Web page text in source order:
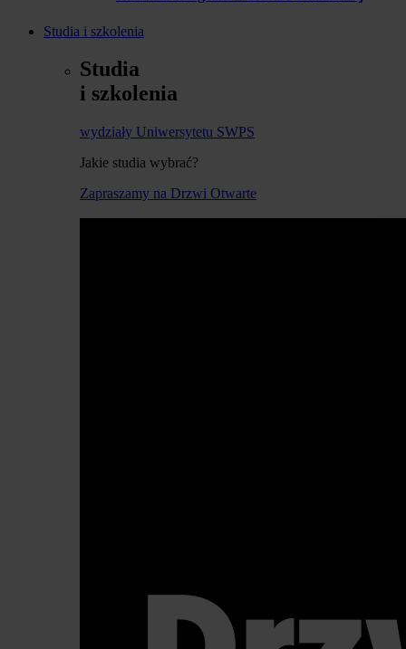
Studia i szkolenia
Studia
i szkolenia
wydziały Uniwersytetu SWPS
Jakie studia wybrać?
Zapraszamy na Drzwi Otwarte